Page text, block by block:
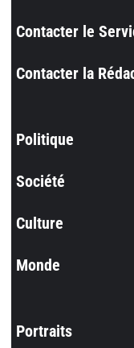
Contacter le
Contacter la
Politique
Société
Culture
Monde
Portraits